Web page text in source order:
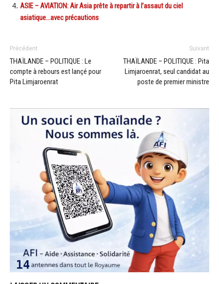
ASIE – AVIATION: Air Asia prête à repartir à l’assaut du ciel
asiatique…avec précautions
Précédent
THAÏLANDE – POLITIQUE : Le
compte à rebours est lançé pour
Pita Limjaroenrat
Suivant
THAÏLANDE – POLITIQUE : Pita
Limjaroenrat, seul candidat au
poste de premier ministre